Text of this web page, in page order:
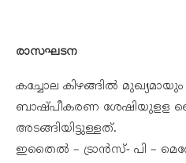
രാസഘടന
കച്ചോല കിഴങ്ങിൽ
ബാഷ്പീകരണ ശേഷിയുളള
അടങ്ങിയിട്ടുള്ളത്.
ഇതൈൽ – ട്രാൻസ്- പി –